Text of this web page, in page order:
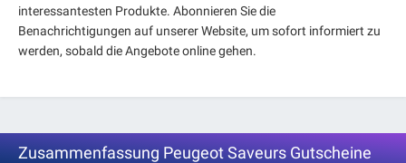
interessantesten Produkte. Abonnieren Sie die
Benachrichtigungen auf unserer Website, um sofort informiert zu
werden, sobald die Angebote online gehen.
Zusammenfassung Peugeot Saveurs Gutscheine